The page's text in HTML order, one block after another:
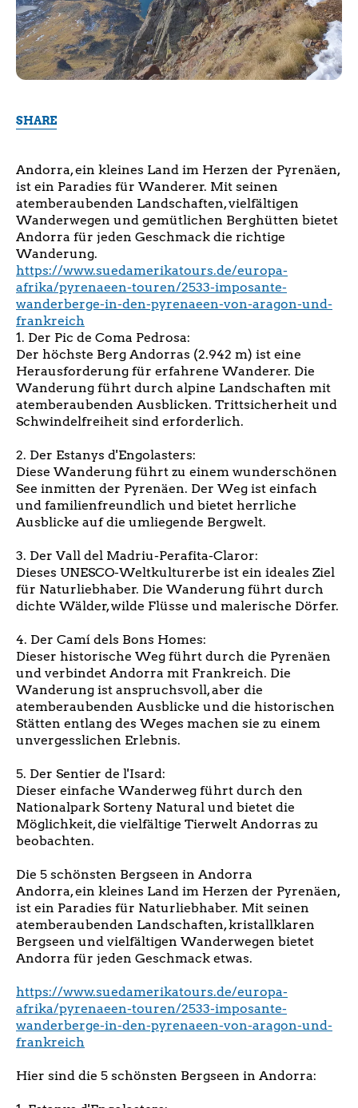
SHARE
Andorra, ein kleines Land im Herzen der Pyrenäen,
ist ein Paradies für Wanderer. Mit seinen
atemberaubenden Landschaften, vielfältigen
Wanderwegen und gemütlichen Berghütten bietet
Andorra für jeden Geschmack die richtige
Wanderung.
https://www.suedamerikatours.de/europa-
afrika/pyrenaeen-touren/2533-imposante-
wanderberge-in-den-pyrenaeen-von-aragon-und-
frankreich
1. Der Pic de Coma Pedrosa:
Der höchste Berg Andorras (2.942 m) ist eine
Herausforderung für erfahrene Wanderer. Die
Wanderung führt durch alpine Landschaften mit
atemberaubenden Ausblicken. Trittsicherheit und
Schwindelfreiheit sind erforderlich.
2. Der Estanys d'Engolasters:
Diese Wanderung führt zu einem wunderschönen
See inmitten der Pyrenäen. Der Weg ist einfach
und familienfreundlich und bietet herrliche
Ausblicke auf die umliegende Bergwelt.
3. Der Vall del Madriu-Perafita-Claror:
Dieses UNESCO-Weltkulturerbe ist ein ideales Ziel
für Naturliebhaber. Die Wanderung führt durch
dichte Wälder, wilde Flüsse und malerische Dörfer.
4. Der Camí dels Bons Homes:
Dieser historische Weg führt durch die Pyrenäen
und verbindet Andorra mit Frankreich. Die
Wanderung ist anspruchsvoll, aber die
atemberaubenden Ausblicke und die historischen
Stätten entlang des Weges machen sie zu einem
unvergesslichen Erlebnis.
5. Der Sentier de l'Isard:
Dieser einfache Wanderweg führt durch den
Nationalpark Sorteny Natural und bietet die
Möglichkeit, die vielfältige Tierwelt Andorras zu
beobachten.
Die 5 schönsten Bergseen in Andorra
Andorra, ein kleines Land im Herzen der Pyrenäen,
ist ein Paradies für Naturliebhaber. Mit seinen
atemberaubenden Landschaften, kristallklaren
Bergseen und vielfältigen Wanderwegen bietet
Andorra für jeden Geschmack etwas.
https://www.suedamerikatours.de/europa-
afrika/pyrenaeen-touren/2533-imposante-
wanderberge-in-den-pyrenaeen-von-aragon-und-
frankreich
Hier sind die 5 schönsten Bergseen in Andorra: